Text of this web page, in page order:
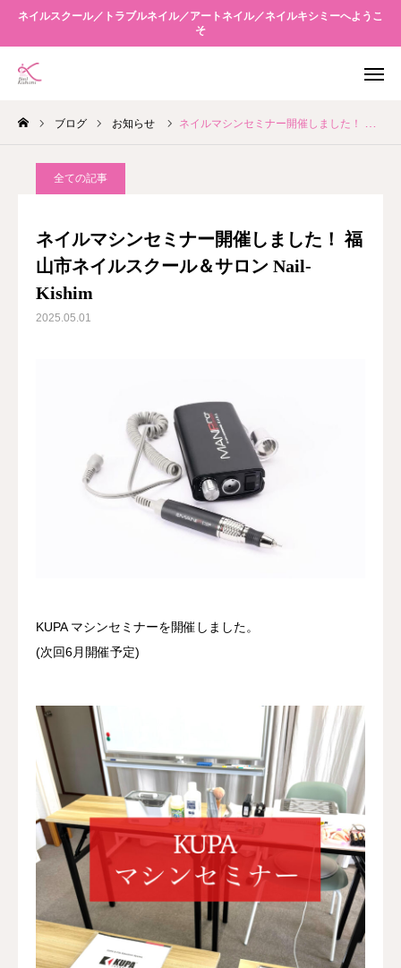
ネイルスクール／トラブルネイル／アートネイル／ネイルキシミーへようこ
そ
ブログ お知らせ ネイルマシンセミナー開催しました！ 福山市ネイルスクール＆サロン Nail-Kishim
全ての記事
ネイルマシンセミナー開催しました！ 福
山市ネイルスクール＆サロン Nail-
Kishim
2025.05.01
KUPA マシンセミナーを開催しました。
(次回6月開催予定)
WEB予約 アクセス
友だち追加
メニュー案内
スクール
アクセス・営業時間